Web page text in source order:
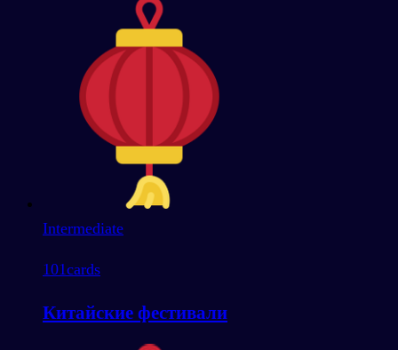
Intermediate
101cards
Китайские фестивали